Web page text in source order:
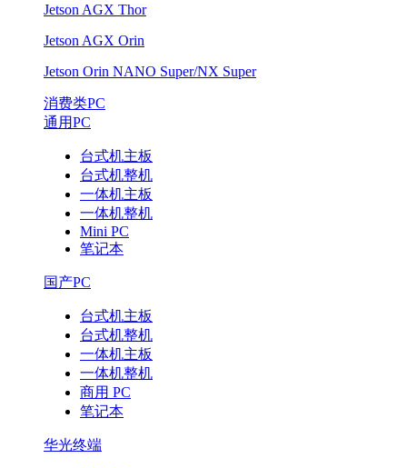
峰，
Jetson AGX Thor
Jetson AGX Orin
Jetson Orin NANO Super/NX Super
消费类PC
通用PC
台式机主板
台式机整机
一体机主板
一体机整机
Mini PC
笔记本
国产PC
台式机主板
台式机整机
一体机主板
一体机整机
商用 PC
笔记本
华光终端